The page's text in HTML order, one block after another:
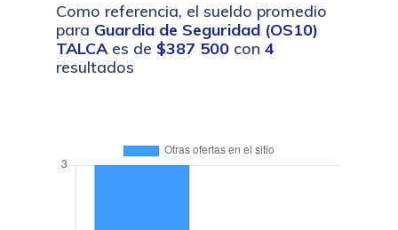
Como referencia, el sueldo promedio
para Guardia de Seguridad (OS10)
TALCAes de $387 500 con 4
resultados